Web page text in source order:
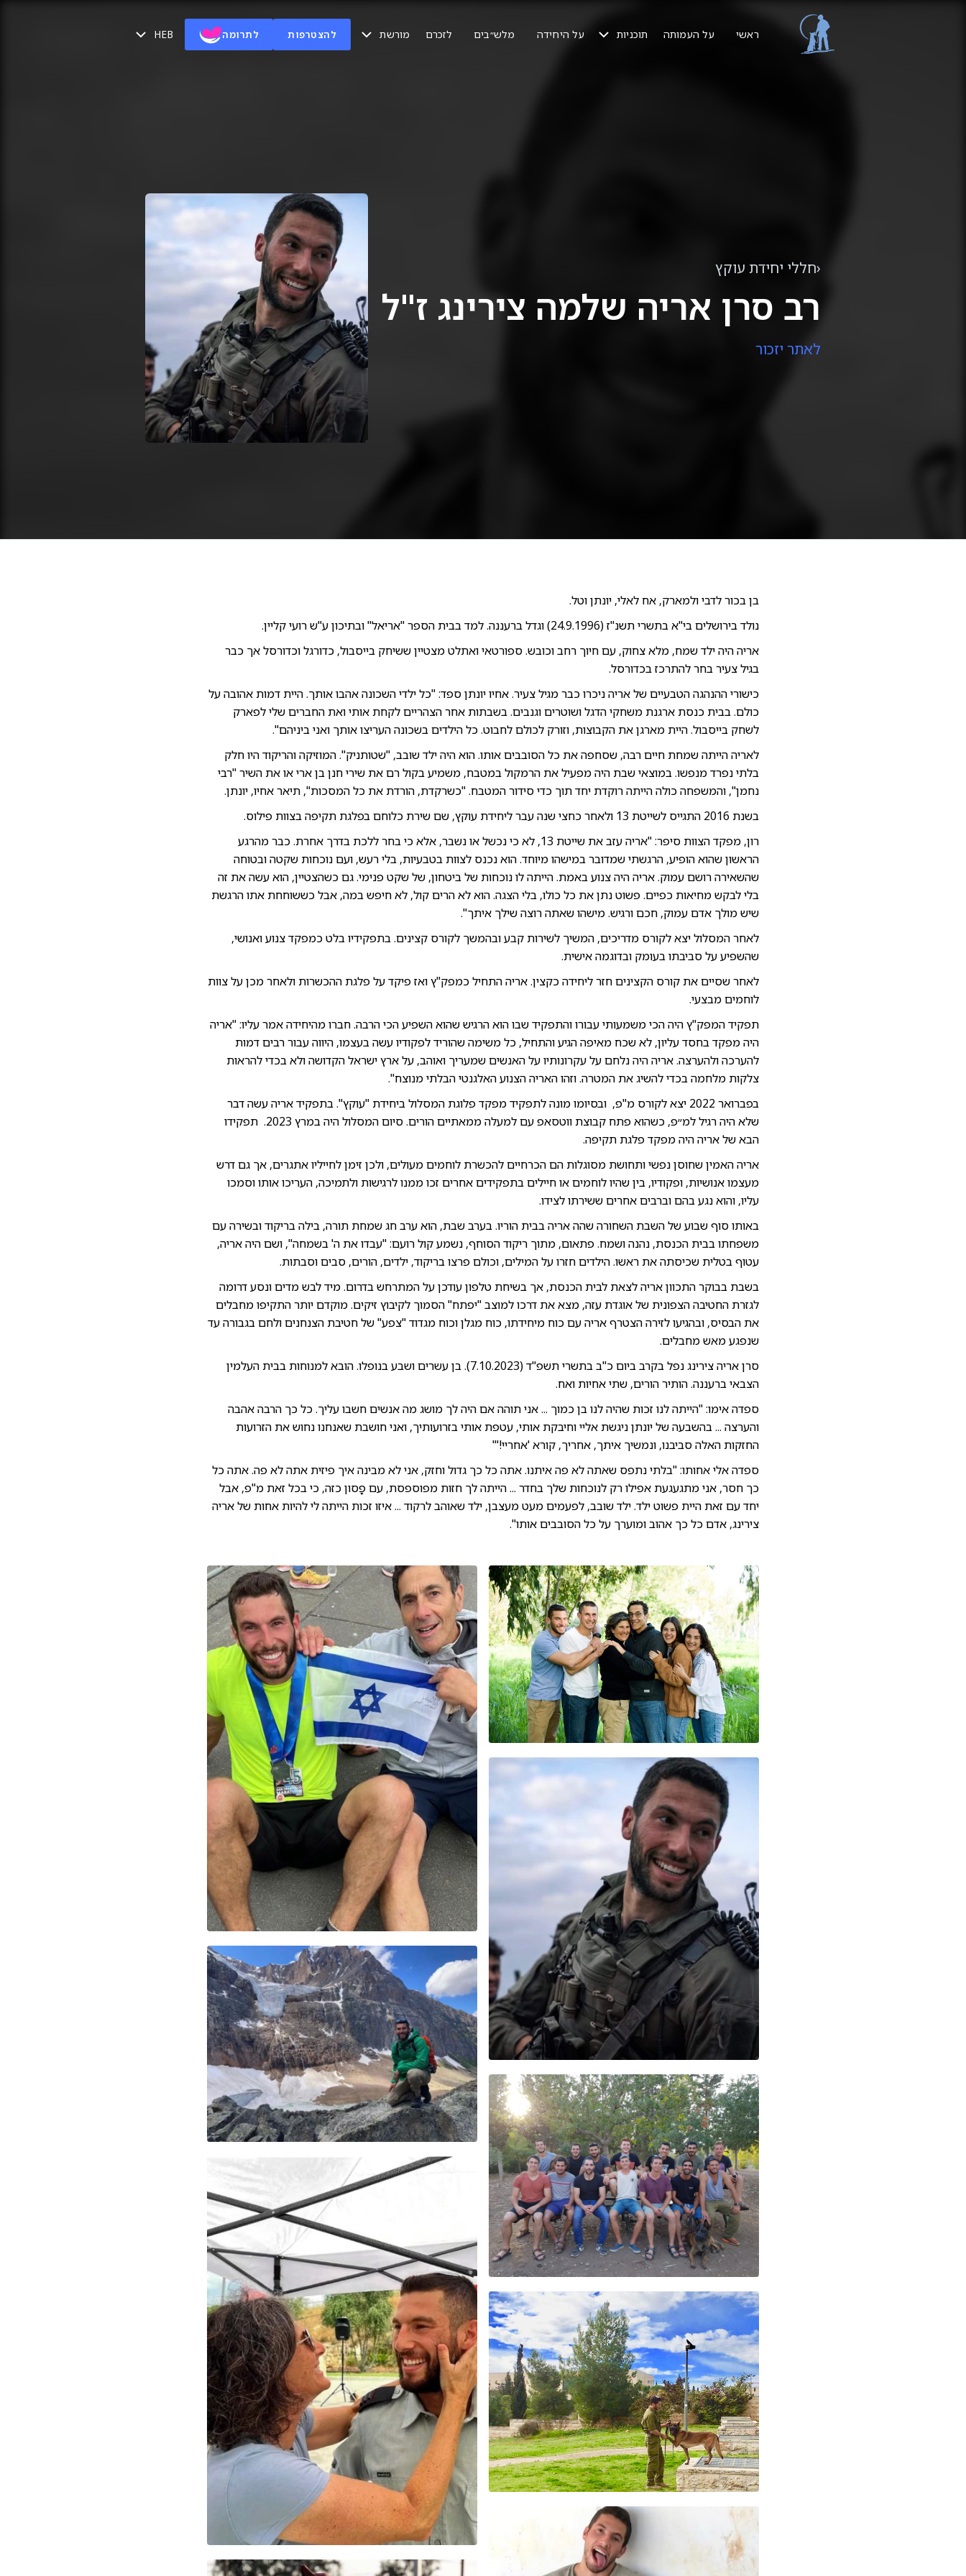
ראשי על העמותה תוכניות על היחידה מלש״בים לזכרם מורשת להצטרפות לתרומה HEB
‹חללי יחידת עוקץ
רב סרן אריה שלמה צירינג ז"ל
לאתר יזכור
בן בכור לדבי ולמארק, אח לאלי, יונתן וטל.
נולד בירושלים בי"א בתשרי תשנ"ז (24.9.1996) וגדל ברעננה. למד בבית הספר "אריאל" ובתיכון ע"ש רועי קליין.
אריה היה ילד שמח, מלא צחוק, עם חיוך רחב וכובש. ספורטאי ואתלט מצטיין ששיחק בייסבול, כדורגל וכדורסל אך כבר
בגיל צעיר בחר להתרכז בכדורסל.
כישורי ההנהגה הטבעיים של אריה ניכרו כבר מגיל צעיר. אחיו יונתן ספד: "כל ילדי השכונה אהבו אותך. היית דמות אהובה על
כולם. בבית כנסת ארגנת משחקי הדגל ושוטרים וגנבים. בשבתות אחר הצהריים לקחת אותי ואת החברים שלי לפארק
לשחק בייסבול. היית מארגן את הקבוצות, וזורק לכולם לחבוט. כל הילדים בשכונה העריצו אותך ואני ביניהם".
לאריה הייתה שמחת חיים רבה, שסחפה את כל הסובבים אותו. הוא היה ילד שובב, "שטותניק". המוזיקה והריקוד היו חלק
בלתי נפרד מנפשו. במוצאי שבת היה מפעיל את הרמקול במטבח, משמיע בקול רם את שירי חנן בן ארי או את השיר "רבי
נחמן", והמשפחה כולה הייתה רוקדת יחד תוך כדי סידור המטבח. "כשרקדת, הורדת את כל המסכות", תיאר אחיו, יונתן.
בשנת 2016 התגייס לשייטת 13 ולאחר כחצי שנה עבר ליחידת עוקץ, שם שירת כלוחם בפלגת תקיפה בצוות פילוס.
רון, מפקד הצוות סיפר: "אריה עזב את שייטת 13, לא כי נכשל או נשבר, אלא כי בחר ללכת בדרך אחרת. כבר מהרגע
הראשון שהוא הופיע, הרגשתי שמדובר במישהו מיוחד. הוא נכנס לצוות בטבעיות, בלי רעש, ועם נוכחות שקטה ובטוחה
שהשאירה רושם עמוק. אריה היה צנוע באמת. הייתה לו נוכחות של ביטחון, של שקט פנימי. גם כשהצטיין, הוא עשה את זה
בלי לבקש מחיאות כפיים. פשוט נתן את כל כולו, בלי הצגה. הוא לא הרים קול, לא חיפש במה, אבל כששוחחת אתו הרגשת
שיש מולך אדם עמוק, חכם ורגיש. מישהו שאתה רוצה שילך איתך".
לאחר המסלול יצא לקורס מדריכים, המשיך לשירות קבע ובהמשך לקורס קצינים. בתפקידיו בלט כמפקד צנוע ואנושי,
שהשפיע על סביבתו בעומק ובדוגמה אישית.
לאחר שסיים את קורס הקצינים חזר ליחידה כקצין. אריה התחיל כמפק"ץ ואז פיקד על פלגת ההכשרות ולאחר מכן על צוות
לוחמים מבצעי.
תפקיד המפק"ץ היה הכי משמעותי עבורו והתפקיד שבו הוא הרגיש שהוא השפיע הכי הרבה. חברו מהיחידה אמר עליו: "אריה
היה מפקד בחסד עליון, לא שכח מאיפה הגיע והתחיל, כל משימה שהוריד לפקודיו עשה בעצמו, היווה עבור רבים דמות
להערכה ולהערצה. אריה היה נלחם על עקרונותיו על האנשים שמעריך ואוהב, על ארץ ישראל הקדושה ולא בכדי להראות
צלקות מלחמה בכדי להשיג את המטרה. וזהו האריה הצנוע האלגנטי הבלתי מנוצח".
בפברואר 2022 יצא לקורס מ"פ, ובסיומו מונה לתפקיד מפקד פלוגת המסלול ביחידת "עוקץ". בתפקיד אריה עשה דבר
שלא היה רגיל למ״פ, כשהוא פתח קבוצת ווטסאפ עם למעלה ממאתיים הורים. סיום המסלול היה במרץ 2023. תפקידו
הבא של אריה היה מפקד פלגת תקיפה.
אריה האמין שחוסן נפשי ותחושת מסוגלות הם הכרחיים להכשרת לוחמים מעולים, ולכן זימן לחייליו אתגרים, אך גם דרש
מעצמו אנושיות, ופקודיו, בין שהיו לוחמים או חיילים בתפקידים אחרים זכו ממנו לרגישות ולתמיכה, העריכו אותו וסמכו
עליו, והוא נגע בהם וברבים אחרים ששירתו לצידו.
באותו סוף שבוע של השבת השחורה שהה אריה בבית הוריו. בערב שבת, הוא ערב חג שמחת תורה, בילה בריקוד ובשירה עם
משפחתו בבית הכנסת, נהנה ושמח. פתאום, מתוך ריקוד הסוחף, נשמע קול רועם: "עבדו את ה' בשמחה", ושם היה אריה,
עטוף בטלית שכיסתה את ראשו. הילדים חזרו על המילים, וכולם פרצו בריקוד, ילדים, הורים, סבים וסבתות.
בשבת בבוקר התכוון אריה לצאת לבית הכנסת, אך בשיחת טלפון עודכן על המתרחש בדרום. מיד לבש מדים ונסע דרומה
לגזרת החטיבה הצפונית של אוגדת עזה, מצא את דרכו למוצב "יפתח" הסמוך לקיבוץ זיקים. מוקדם יותר התקיפו מחבלים
את הבסיס, ובהגיעו לזירה הצטרף אריה עם כוח מיחידתו, כוח מגלן וכוח מגדוד "צפע" של חטיבת הצנחנים ולחם בגבורה עד
שנפגע מאש מחבלים.
סרן אריה צירינג נפל בקרב ביום כ"ב בתשרי תשפ"ד (7.10.2023). בן עשרים ושבע בנופלו. הובא למנוחות בבית העלמין
הצבאי ברעננה. הותיר הורים, שתי אחיות ואח.
ספדה אימו: "הייתה לנו זכות שהיה לנו בן כמוך ... אני תוהה אם היה לך מושג מה אנשים חשבו עליך. כל כך הרבה אהבה
והערצה ... בהשבעה של יונתן ניגשת אליי וחיבקת אותי, עטפת אותי בזרועותיך, ואני חושבת שאנחנו נחוש את הזרועות
החזקות האלה סביבנו, ונמשיך איתך, אחריך, קורא 'אחריי!'"
ספדה אלי אחותו: "בלתי נתפס שאתה לא פה איתנו. אתה כל כך גדול וחזק, אני לא מבינה איך פיזית אתה לא פה. אתה כל
כך חסר, אני מתגעגעת אפילו רק לנוכחות שלך בחדר ... הייתה לך חזות מפוספסת, עם פָסון כזה, כי בכל זאת מ"פ, אבל
יחד עם זאת היית פשוט ילד. ילד שובב, לפעמים מעט מעצבן, ילד שאוהב לרקוד ... איזו זכות הייתה לי להיות אחות של אריה
צירינג, אדם כל כך אהוב ומוערך על כל הסובבים אותו".